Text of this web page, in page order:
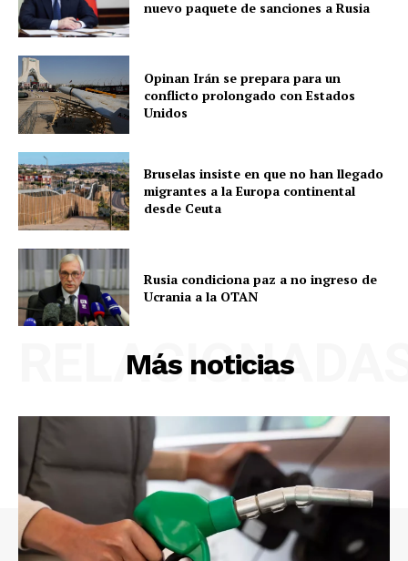
nuevo paquete de sanciones a Rusia
Opinan Irán se prepara para un
conflicto prolongado con Estados
Unidos
Bruselas insiste en que no han llegado
migrantes a la Europa continental
desde Ceuta
Rusia condiciona paz a no ingreso de
Ucrania a la OTAN
Más noticias